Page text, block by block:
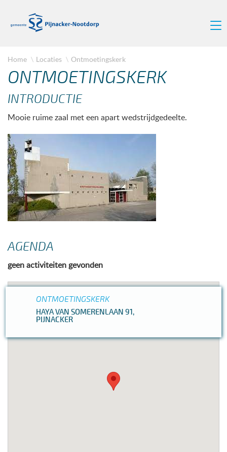
Home Locaties Ontmoetingskerk
ONTMOETINGSKERK
INTRODUCTIE
Mooie ruime zaal met een apart wedstrijdgedeelte.
AGENDA
geen activiteiten gevonden
ONTMOETINGSKERK
HAYA VAN SOMERENLAAN 91,
PIJNACKER